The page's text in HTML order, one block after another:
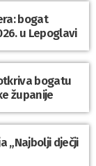
bogat
u Lepoglavi
bogatu
županije
„Najbolji dječji